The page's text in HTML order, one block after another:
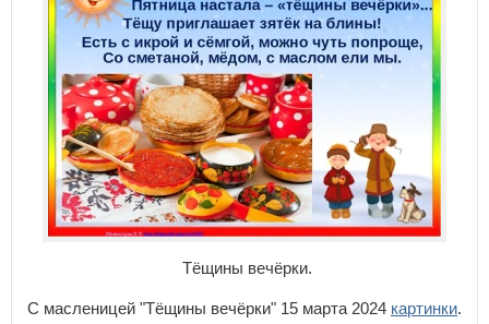
Тёщины вечёрки.
С масленицей "Тёщины вечёрки" 15 марта 2024 картинки.